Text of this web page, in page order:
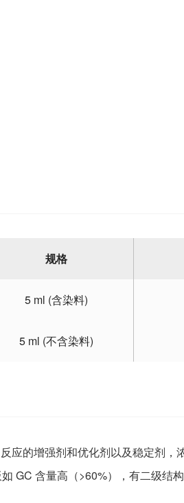
规格
5 ml (含染料)
5 ml (不含染料)
应的增强剂和优化剂以及稳定剂，
GC 含量高（>60%），有二级结